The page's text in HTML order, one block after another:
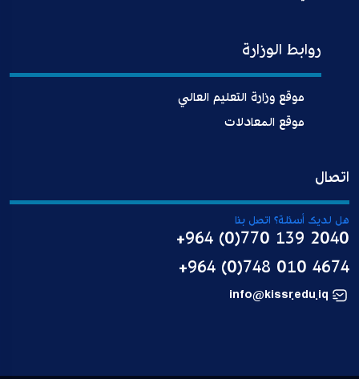
روابط الوزارة
موقع وزارة التعليم العالي
موقع المعادلات
اتصال
هل لديك أسئلة؟ اتصل بنا
+964 (0)770 139 2040
+964 (0)748 010 4674
info@kissr.edu.iq